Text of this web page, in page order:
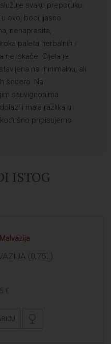
svaku preporuku.
ovoj boci, jasno
nenaprasita,
paleta herbalnih i
ne iskače. Cijela je
na minimalnu, ali
šećera. Na
sauvignonima
i mala razlika u
pripisujemo
ISTOG
(0,75L)
€